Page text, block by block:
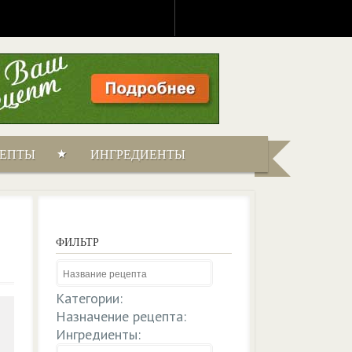
ИНГРЕДИЕНТЫ
ФИЛЬТР
Категории:
Назначение рецепта:
Ингредиенты: